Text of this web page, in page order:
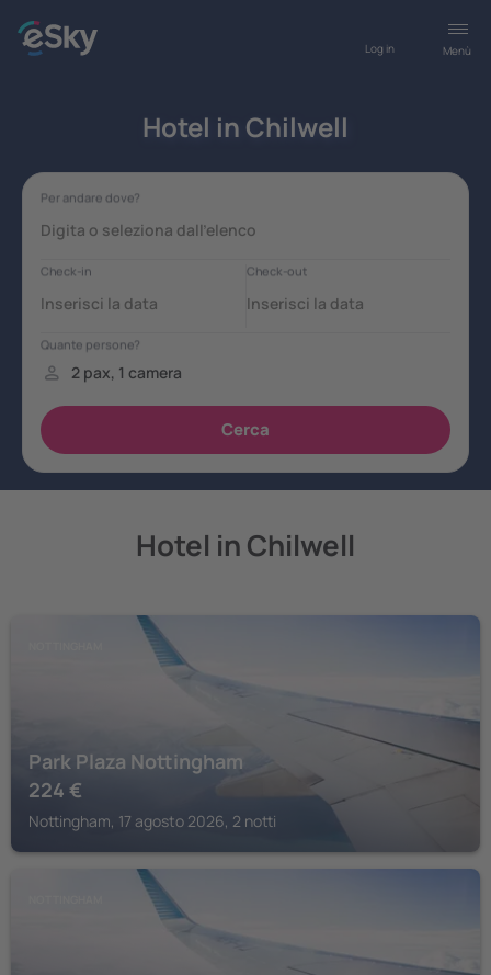
Menù
Log in
Hotel in Chilwell
Hotel in Chilwell
Park Plaza Nottingham
224 €
Nottingham, 17 agosto 2026, 2 notti